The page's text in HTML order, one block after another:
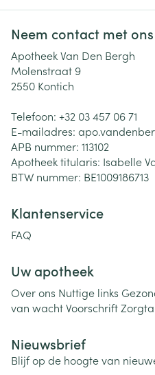
Neem contact met
Apotheek Van Den Bergh
Molenstraat 9
2550 Kontich
Telefoon: +32 03 457 06 71
E-mailadres:
APB nummer: 113102
Apotheek titularis: Isabelle
BTW nummer: BE1009186713
Klantenservice
FAQ
Uw apotheek
Over ons Nuttige links
van wachtVoorschrift
Nieuwsbrief
Blijf op de hoogte van